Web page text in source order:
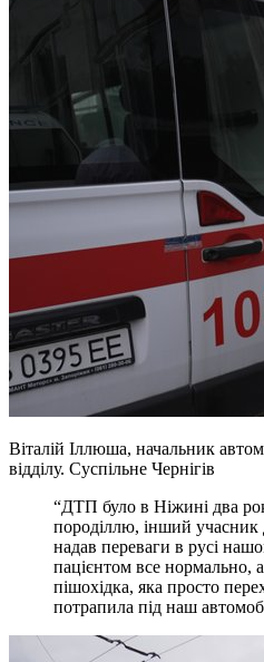
Віталій Іллюша, начальник
відділу. Суспільне Чернігів
“ДТП було в Ніжині два
породіллю, інший учасник
надав переваги в русі
пацієнтом все нормально,
пішохідка, яка просто
потрапила під наш